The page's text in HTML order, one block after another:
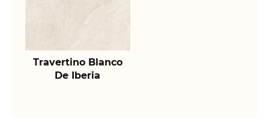
Travertino Blanco
De Iberia